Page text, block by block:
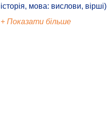
історія, мова: вислови, вірші)
+ Показати більше